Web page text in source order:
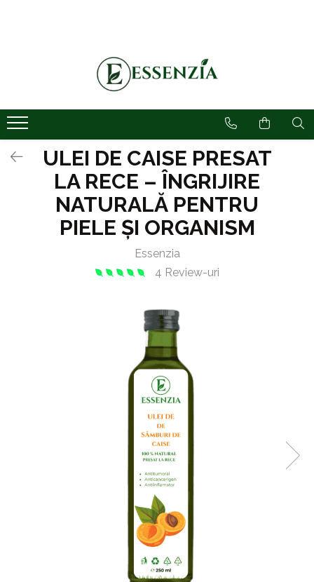
Articulatii
Coloidale Biomed
Deparazitare
Ficat & Detox
Ulei Presat la Rece
Energie & Vitalitate
ULEI DE CAISE PRESAT
LA RECE – ÎNGRIJIRE
NATURALĂ PENTRU
PIELE ȘI ORGANISM
Essenzia
4 Review-uri